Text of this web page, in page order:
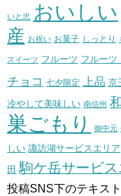
いと忠 おいしい
産 お祝い お菓子 しっとり
スイーツ フルーツ フルー
チョコ 七夕限定 上品 京
冷やして美味しい 南信州
巣ごもり 御中元
しい 諏訪湖サービスエリア
田 駒ケ岳サービ
投稿SNS下のテキス